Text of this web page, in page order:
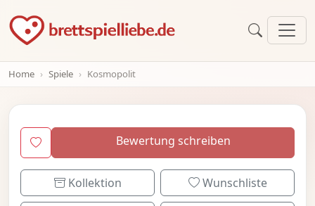
Home Spiele Kosmopolit
Bewertung schreiben
Kollektion Wunschliste